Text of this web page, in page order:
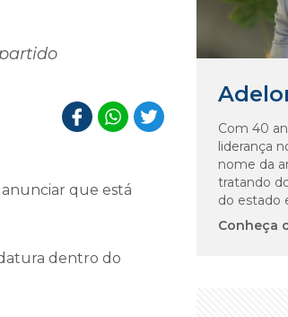
que está
dentro do
Com 40
liderança
nome da
tratando
do estado
Conheça